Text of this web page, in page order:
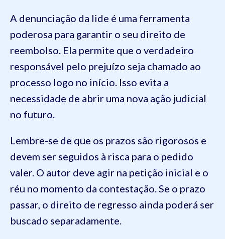
A denunciação da lide é uma ferramenta
poderosa para garantir o seu direito de
reembolso. Ela permite que o verdadeiro
responsável pelo prejuízo seja chamado ao
processo logo no início. Isso evita a
necessidade de abrir uma nova ação judicial
no futuro.
Lembre-se de que os prazos são rigorosos e
devem ser seguidos à risca para o pedido
valer. O autor deve agir na petição inicial e o
réu no momento da contestação. Se o prazo
passar, o direito de regresso ainda poderá ser
buscado separadamente.